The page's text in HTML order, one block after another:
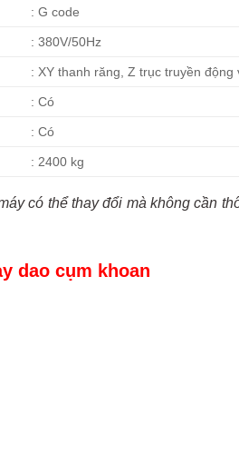
: G code
: 380V/50Hz
: XY thanh răng, Z trục truyền động
: Có
: Có
: 2400 kg
có thể thay đổi mà không cần
dao cụm khoan